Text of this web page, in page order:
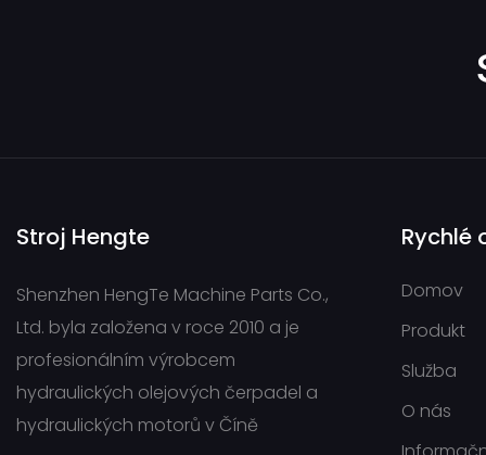
Stroj Hengte
Shenzhen HengTe Machine Parts Co.,
Ltd. byla založena v roce 2010 a je
profesionálním výrobcem
hydraulických olejových čerpadel a
hydraulických motorů v Číně
Rychlé
Domov
Produkt
Služba
O nás